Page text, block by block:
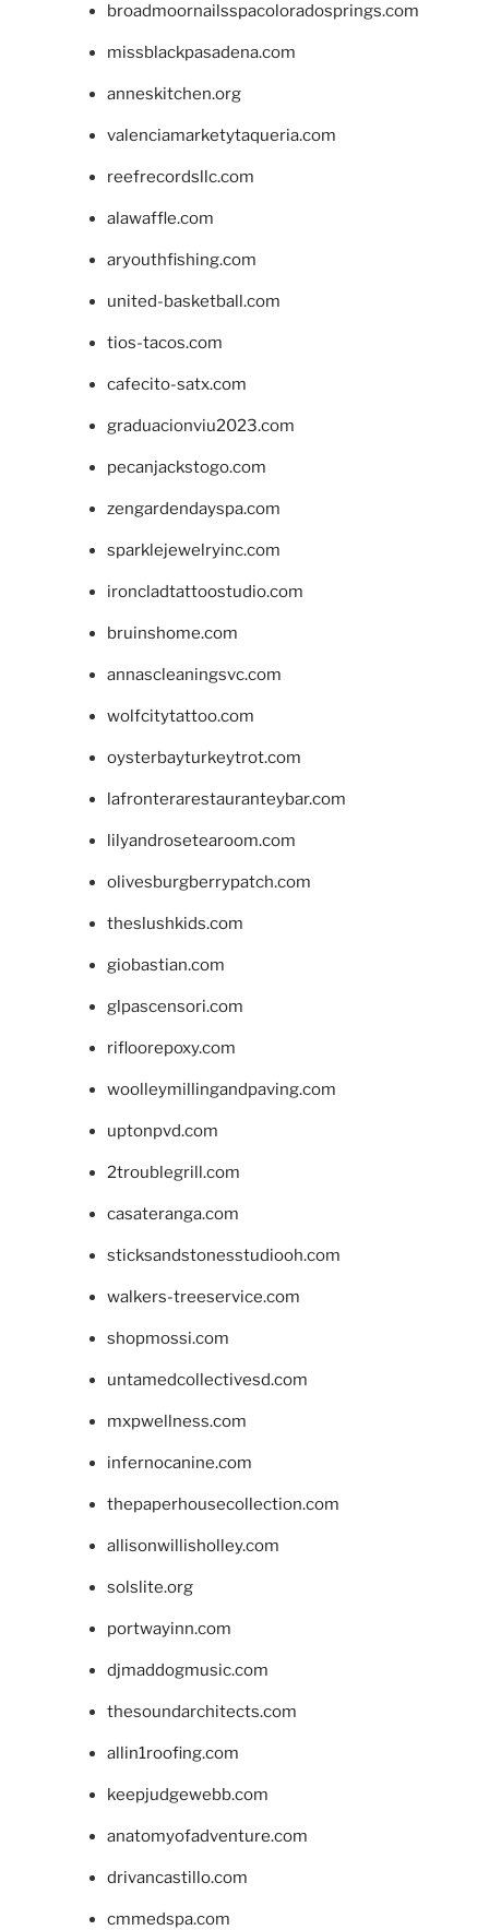
broadmoornailsspacoloradosprings.com
missblackpasadena.com
anneskitchen.org
valenciamarketytaqueria.com
reefrecordsllc.com
alawaffle.com
aryouthfishing.com
united-basketball.com
tios-tacos.com
cafecito-satx.com
graduacionviu2023.com
pecanjackstogo.com
zengardendayspa.com
sparklejewelryinc.com
ironcladtattoostudio.com
bruinshome.com
annascleaningsvc.com
wolfcitytattoo.com
oysterbayturkeytrot.com
lafronterarestauranteybar.com
lilyandrosetearoom.com
olivesburgberrypatch.com
theslushkids.com
giobastian.com
glpascensori.com
rifloorepoxy.com
woolleymillingandpaving.com
uptonpvd.com
2troublegrill.com
casateranga.com
sticksandstonesstudiooh.com
walkers-treeservice.com
shopmossi.com
untamedcollectivesd.com
mxpwellness.com
infernocanine.com
thepaperhousecollection.com
allisonwillisholley.com
solslite.org
portwayinn.com
djmaddogmusic.com
thesoundarchitects.com
allin1roofing.com
keepjudgewebb.com
anatomyofadventure.com
drivancastillo.com
cmmedspa.com